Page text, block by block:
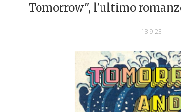
Tomorrow", l'ultimo
18.9.23 -